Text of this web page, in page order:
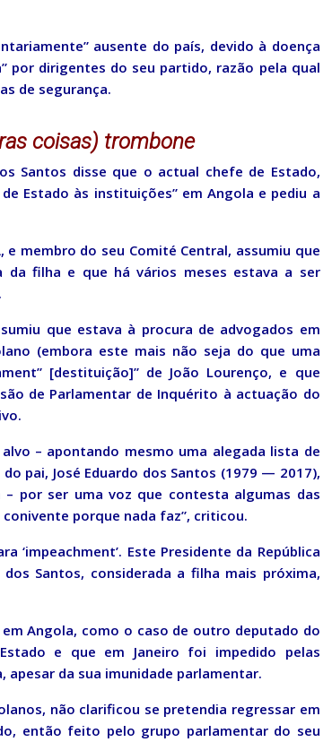
ausente do país, devido à doença
por dirigentes do seu partido, razão pela qual
de segurança.
coisas) trombone
Santos disse que o actual chefe de Estado,
Estado às instituições” em Angola e pediu a
e membro do seu Comité Central, assumiu que
da filha e que há vários meses estava a ser
que estava à procura de advogados em
(embora este mais não seja do que uma
[destituição]” de João Lourenço, e que
de Parlamentar de Inquérito à actuação do
– apontando mesmo uma alegada lista de
pai, José Eduardo dos Santos (1979 — 2017),
por ser uma voz que contesta algumas das
conivente porque nada faz”, criticou.
‘impeachment’. Este Presidente da República
dos Santos, considerada a filha mais próxima,
Angola, como o caso de outro deputado do
e que em Janeiro foi impedido pelas
da sua imunidade parlamentar.
não clarificou se pretendia regressar em
então feito pelo grupo parlamentar do seu